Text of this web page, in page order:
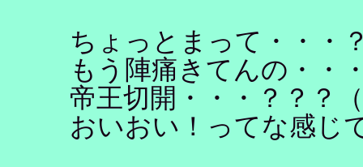
ちょっとまって・・・
もう陣痛きてんの・・
帝王切開・・・？？？
おいおい！ってな感じ